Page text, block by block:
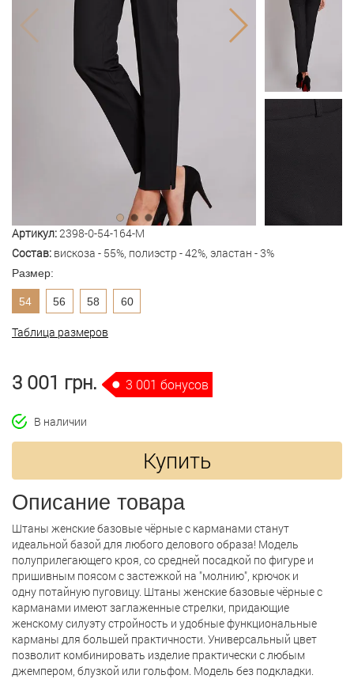
Артикул:2398-0-54-164-M
Состав: вискоза - 55%, полиэстр - 42%, эластан - 3%
Размер:
54 56 58 60
Таблица размеров
3 001 грн. 3 001 бонусов
В наличии
Купить
Описание товара
Штаны женские базовые чёрные с карманами станут
идеальной базой для любого делового образа! Модель
полуприлегающего кроя, со средней посадкой по фигуре и
пришивным поясом с застежкой на "молнию", крючок и
одну потайную пуговицу. Штаны женские базовые чёрные с
карманами имеют заглаженные стрелки, придающие
женскому силуэту стройность и удобные функциональные
карманы для большей практичности. Универсальный цвет
позволит комбинировать изделие практически с любым
джемпером, блузкой или гольфом. Модель без подкладки.